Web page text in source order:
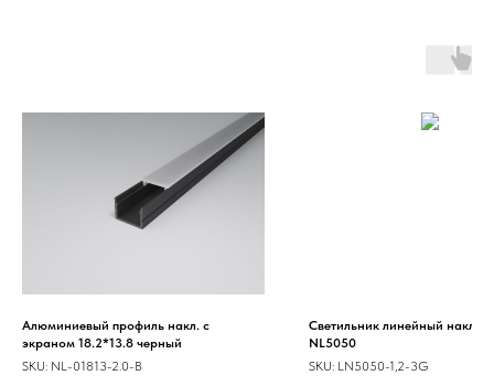
Алюминиевый профиль накл. с
экраном 18.2*13.8 черный
SKU: NL-01813-2.0-B
Светильник линейный
NL5050
SKU: LN5050-1,2-3G